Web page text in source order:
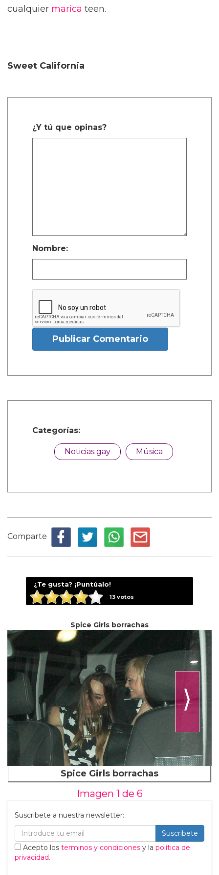
cualquier marica teen.
Sweet California
¿Y tú que opinas?
Nombre:
Publicar Comentario
Categorías:
Noticias gay Música
Comparte
¿Te gusta? ¡Puntúalo!
13votos
Spice Girls borrachas
⟩
Spice Girls borrachas
Imagen 1 de 6
Suscribete a nuestra newsletter:
Suscribete
Acepto los terminos y condiciones y la política de
privacidad.